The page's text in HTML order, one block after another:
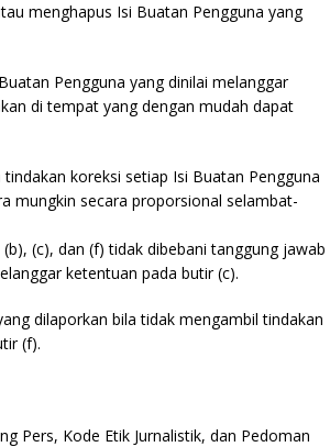
menghapus Isi Buatan Pengguna yang
Pengguna yang dinilai melanggar
di tempat yang dengan mudah dapat
koreksi setiap Isi Buatan Pengguna
mungkin secara proporsional selambat-
(c), dan (f) tidak dibebani tanggung jawab
ketentuan pada butir (c).
dilaporkan bila tidak mengambil tindakan
(f).
Pers, Kode Etik Jurnalistik, dan Pedoman